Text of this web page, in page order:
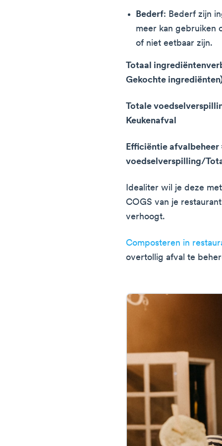
Bederf: Bederf zijn
meer kan gebruiken
of niet eetbaar zijn.
Totaal
Gekochte
Totale
Keukenafval
Efficiëntie afvalbeheer
voedselverspilling/
Idealiter wil je deze
COGS van je
verhoogt.
Composteren in
overtollig afval te